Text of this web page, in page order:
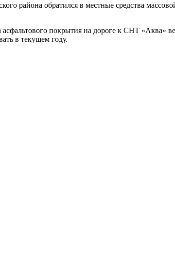
района обратился в местные средства
покрытия на дороге к СНТ «Аква»
в текущем году.